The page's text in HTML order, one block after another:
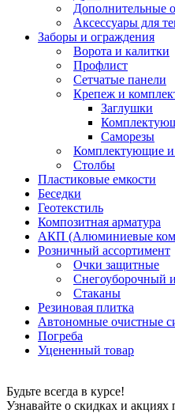
Дополнительные
Аксессуары для
Заборы и ограждения
Ворота и калитки
Профлист
Сетчатые панели
Крепеж и
Заглушки
Саморезы
Комплектующие и
Столбы
Пластиковые емкости
Беседки
Геотекстиль
Композитная арматура
АКП (Алюминиевые
Розничный ассортимент
Очки защитные
Снегоуборочный
Стаканы
Резиновая плитка
Автономные очистные
Погреба
Уцененный товар
Будьте всегда в курсе!
Узнавайте о скидках и